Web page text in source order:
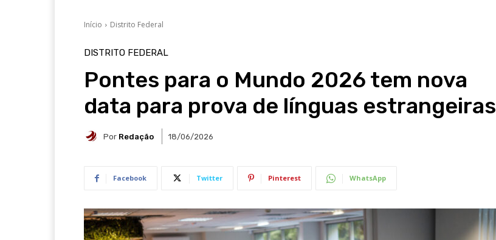
Início Distrito Federal
DISTRITO FEDERAL
Pontes para o Mundo 2026 tem nova
data para prova de línguas estrangeiras
Por Redação 18/06/2026
Facebook Twitter Pinterest WhatsApp